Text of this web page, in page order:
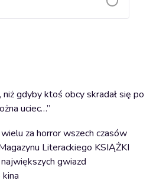
do koszyka
gdyby ktoś obcy skradał się po
uciec…”
za horror wszech czasów
Literackiego KSIĄŻKI
gwiazd